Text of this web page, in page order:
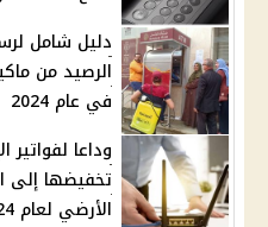
دليل شامل
في عام 2024
تخفيضها إلى
الأرضي لعام 2024